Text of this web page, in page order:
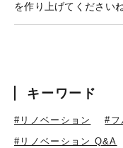
を作り上げてください
キーワード
#リノベーション
#フ
#リノベーション Q&A